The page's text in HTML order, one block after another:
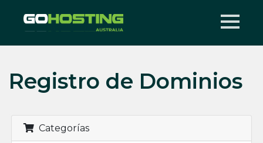
Registro de Dominios
Categorías